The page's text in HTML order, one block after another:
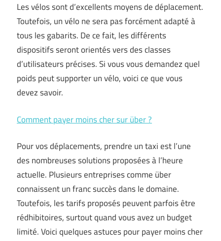
Les vélos sont d’excellents moyens de déplacement.
Toutefois, un vélo ne sera pas forcément adapté à
tous les gabarits. De ce fait, les différents
dispositifs seront orientés vers des classes
d’utilisateurs précises. Si vous vous demandez quel
poids peut supporter un vélo, voici ce que vous
devez savoir.
Comment payer moins cher sur über ?
Pour vos déplacements, prendre un taxi est l’une
des nombreuses solutions proposées à l’heure
actuelle. Plusieurs entreprises comme über
connaissent un franc succès dans le domaine.
Toutefois, les tarifs proposés peuvent parfois être
rédhibitoires, surtout quand vous avez un budget
limité. Voici quelques astuces pour payer moins cher